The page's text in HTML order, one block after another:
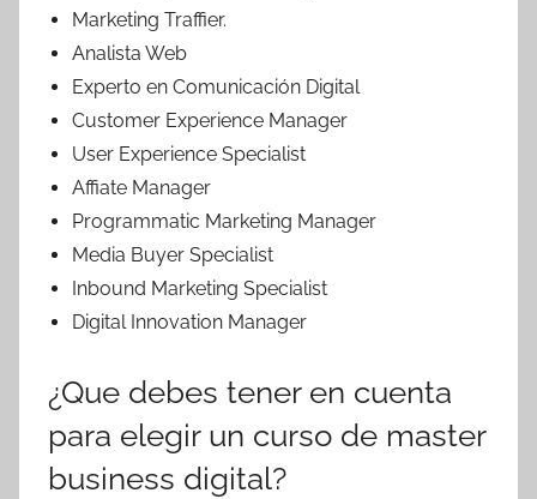
Marketing Traffier.
Analista Web
Experto en Comunicación Digital
Customer Experience Manager
User Experience Specialist
Affiate Manager
Programmatic Marketing Manager
Media Buyer Specialist
Inbound Marketing Specialist
Digital Innovation Manager
¿Que debes tener en cuenta
para elegir un curso de master
business digital?